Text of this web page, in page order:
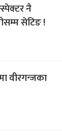
नै
सेटिङ !
वीरगन्जका